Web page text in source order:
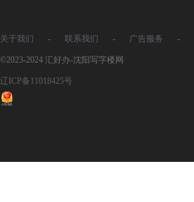
关于我们 - 联系我们 - 广告服务 -
©2023-2024 汇好办-沈阳写字楼网
辽ICP备11018425号